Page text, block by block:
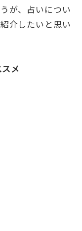
が、占いについ
介したいと思い
メ